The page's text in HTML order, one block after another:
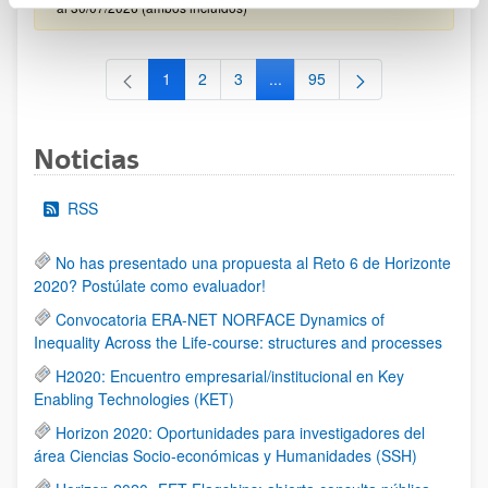
al 30/07/2026 (ambos incluídos)
Página
1 Página
2 Página
3 ...Páginas intermedias Use TAB
Página
95
Noticias
RSS
No has presentado una propuesta al Reto 6 de Horizonte
2020? Postúlate como evaluador!
Convocatoria ERA-NET NORFACE Dynamics of
Inequality Across the Life-course: structures and processes
H2020: Encuentro empresarial/institucional en Key
Enabling Technologies (KET)
Horizon 2020: Oportunidades para investigadores del
área Ciencias Socio-económicas y Humanidades (SSH)